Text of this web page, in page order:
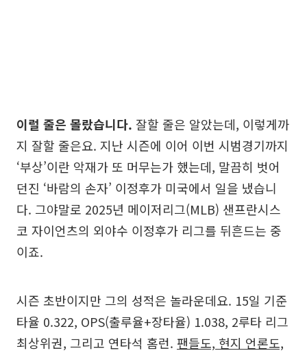
이럴 줄은 몰랐습니다. 잘할 줄은 알았는데, 이렇게까
지 잘할 줄은요. 지난 시즌에 이어 이번 시범경기까지
‘부상’이란 악재가 또 머무는가 했는데, 말끔히 벗어
던진 ‘바람의 손자’ 이정후가 미국에서 일을 냈습니
다. 그야말로 2025년 메이저리그(MLB) 샌프란시스
코 자이언츠의 외야수 이정후가 리그를 뒤흔드는 중
이죠.
시즌 초반이지만 그의 성적은 놀라운데요. 15일 기준
타율 0.322, OPS(출루율+장타율) 1.038, 2루타 리그
최상위권, 그리고 연타석 홈런. 팬들도, 현지 언론도,